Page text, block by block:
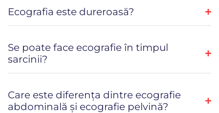
Ecografia este dureroasă?
Se poate face ecografie în timpul
sarcinii?
Care este diferența dintre ecografie
abdominală și ecografie pelvină?